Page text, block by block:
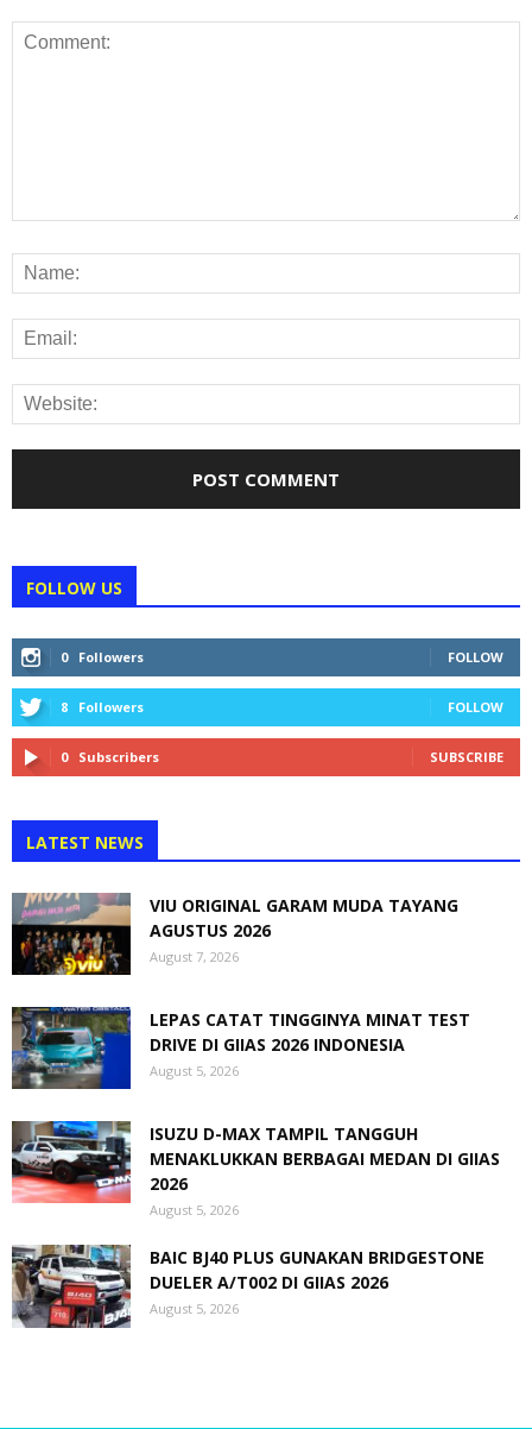
FOLLOW US
0 Followers FOLLOW
8 Followers FOLLOW
0 Subscribers SUBSCRIBE
LATEST NEWS
VIU ORIGINAL GARAM MUDA TAYANG
AGUSTUS 2026
August 7, 2026
LEPAS CATAT TINGGINYA MINAT TEST
DRIVE DI GIIAS 2026 INDONESIA
August 5, 2026
ISUZU D-MAX TAMPIL TANGGUH
MENAKLUKKAN BERBAGAI MEDAN DI GIIAS
2026
August 5, 2026
BAIC BJ40 PLUS GUNAKAN BRIDGESTONE
DUELER A/T002 DI GIIAS 2026
August 5, 2026